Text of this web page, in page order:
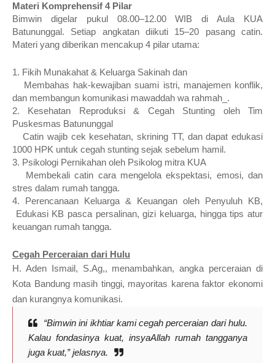
Materi Komprehensif 4 Pilar
Bimwin digelar pukul 08.00–12.00 WIB di Aula KUA
Batununggal. Setiap angkatan diikuti 15–20 pasang catin.
Materi yang diberikan mencakup 4 pilar utama:
1. Fikih Munakahat & Keluarga Sakinah dan
Membahas hak-kewajiban suami istri, manajemen konflik,
dan membangun komunikasi mawaddah wa rahmah_.
2. Kesehatan Reproduksi & Cegah Stunting oleh Tim
Puskesmas Batununggal
Catin wajib cek kesehatan, skrining TT, dan dapat edukasi
1000 HPK untuk cegah stunting sejak sebelum hamil.
3. Psikologi Pernikahan oleh Psikolog mitra KUA
Membekali catin cara mengelola ekspektasi, emosi, dan
stres dalam rumah tangga.
4. Perencanaan Keluarga & Keuangan oleh Penyuluh KB,
Edukasi KB pasca persalinan, gizi keluarga, hingga tips atur
keuangan rumah tangga.
Cegah Perceraian dari Hulu
H. Aden Ismail, S.Ag,, menambahkan, angka perceraian di
Kota Bandung masih tinggi, mayoritas karena faktor ekonomi
dan kurangnya komunikasi.
“Bimwin ini ikhtiar kami cegah perceraian dari hulu.
Kalau fondasinya kuat, insyaAllah rumah tangganya
juga kuat,” jelasnya.